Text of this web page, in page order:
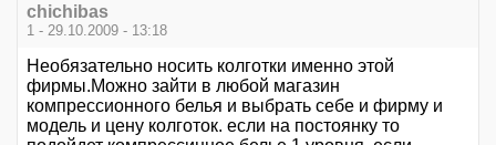
chichibas
1 - 29.10.2009 - 13:18
Необязательно носить колготки именно этой
фирмы.Можно зайти в любой магазин
компрессионного белья и выбрать себе и фирму и
модель и цену колготок. если на постоянку то